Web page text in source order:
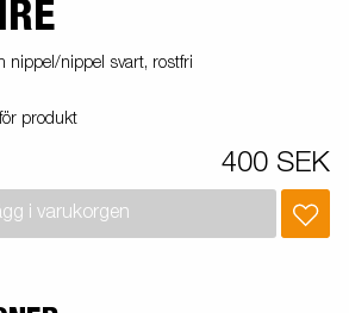
nippel svart, rostfri
produkt
400 SEK
i varukorgen